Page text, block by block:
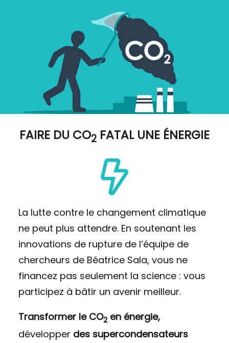
FAIRE DU CO2 FATAL UNE ÉNERGIE
La lutte contre le changement climatique
ne peut plus attendre. En soutenant les
innovations de rupture de l’équipe de
chercheurs de Béatrice Sala, vous ne
financez pas seulement la science : vous
participez à bâtir un avenir meilleur.
Transformer le CO2 en énergie,
développer des supercondensateurs